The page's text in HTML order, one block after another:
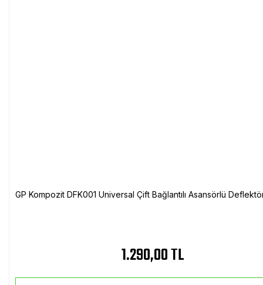
GP Kompozit DFK001 Universal Çift Bağlantılı Asansörlü
1.290,00 TL